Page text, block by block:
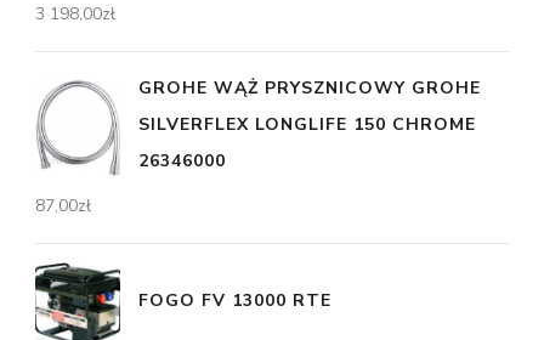
3 198,00zł
GROHE WĄŻ PRYSZNICOWY GROHE
SILVERFLEX LONGLIFE 150 CHROME
26346000
87,00zł
FOGO FV 13000 RTE